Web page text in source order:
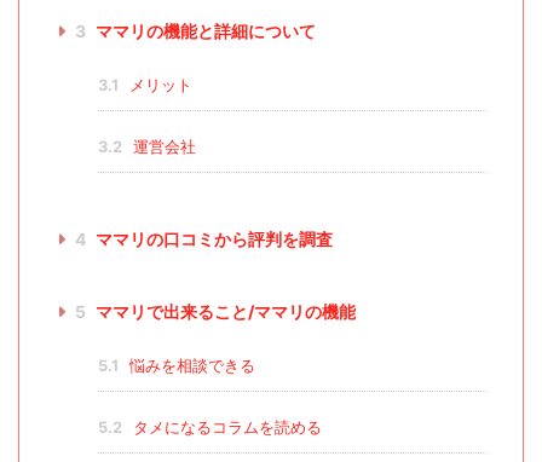
3 ママリの機能と詳細について
3.1 メリット
3.2 運営会社
4 ママリの口コミから評判を調査
5 ママリで出来ること/ママリの機能
5.1 悩みを相談できる
5.2 タメになるコラムを読める